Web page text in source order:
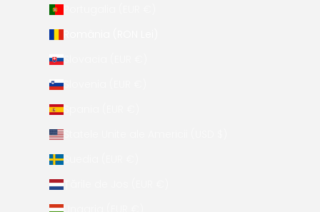
Slovacia (EUR €)
Slovenia (EUR €)
Spania (EUR €)
Statele Unite ale Americii (USD $)
Suedia (EUR €)
Țările de Jos (EUR €)